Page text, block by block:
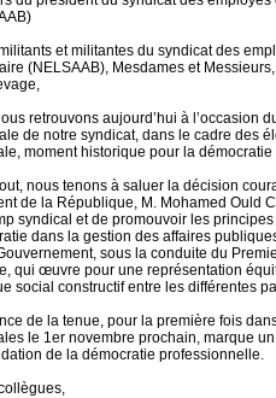
et militantes du syndicat des
(NELSAAB), Mesdames et
retrouvons aujourd’hui à l’occasion
de notre syndicat, dans le cadre des
moment historique pour la
nous tenons à saluer la décision
de la République, M. Mohamed Ould
syndical et de promouvoir les
dans la gestion des affaires
sous la conduite du
qui œuvre pour une représentation
social constructif entre les différentes
de la tenue, pour la première fois
le 1er novembre prochain, marque
de la démocratie professionnelle.